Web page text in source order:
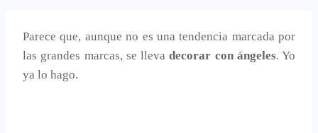
Parece que, aunque no es una tendencia marcada por
las grandes marcas, se llevadecorar con ángeles. Yo
ya lo hago.